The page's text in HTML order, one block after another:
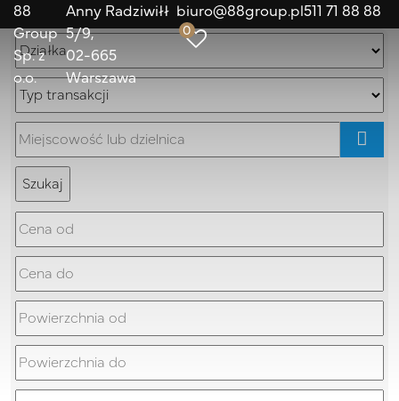
88
Group
Sp. z
o.o.
Anny Radziwiłł
5/9
02-665
Warszawa
biuro@88group.pl511 71 88 88
0